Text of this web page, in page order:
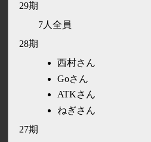
29期
7人全員
28期
西村さん
Goさん
ATKさん
ねぎさん
27期